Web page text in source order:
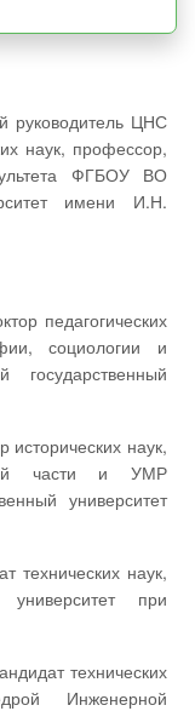
наук, профессор,
ФГБОУ ВО
имени И.Н.
социологии и
части и УМР
университет
при
Инженерной